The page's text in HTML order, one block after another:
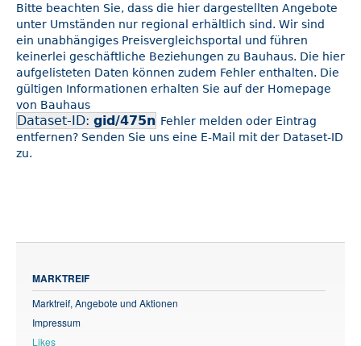
Bitte beachten Sie, dass die hier dargestellten Angebote
unter Umständen nur regional erhältlich sind. Wir sind
ein unabhängiges Preisvergleichsportal und führen
keinerlei geschäftliche Beziehungen zu Bauhaus. Die hier
aufgelisteten Daten können zudem Fehler enthalten. Die
gültigen Informationen erhalten Sie auf der Homepage
von Bauhaus
Dataset-ID: gid/475n Fehler melden oder Eintrag
entfernen? Senden Sie uns eine E-Mail mit der Dataset-ID
zu.
MARKTREIF
Marktreif, Angebote und Aktionen
Impressum
Likes